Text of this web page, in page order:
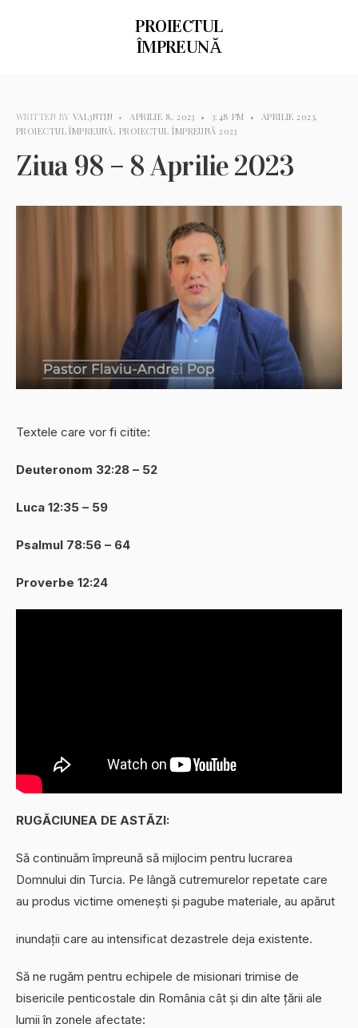
PROIECTUL
ÎMPREUNĂ
WRITTEN BY VAL3NTIN • APRILIE 8, 2023 • 3:48 PM • APRILIE 2023,
PROIECTUL ÎMPREUNĂ, PROIECTUL ÎMPREUNĂ 2023
Ziua 98 – 8 Aprilie 2023
Textele care vor fi citite:
Deuteronom 32:28 – 52
Luca 12:35 – 59
Psalmul 78:56 – 64
Proverbe 12:24
RUGĂCIUNEA DE ASTĂZI:
Să continuăm împreună să mijlocim pentru lucrarea
Domnului din Turcia. Pe lângă cutremurelor repetate care
au produs victime omenești și pagube materiale, au apărut
inundații care au intensificat dezastrele deja existente.
Să ne rugăm pentru echipele de misionari trimise de
bisericile penticostale din România cât și din alte țării ale
lumii în zonele afectate: